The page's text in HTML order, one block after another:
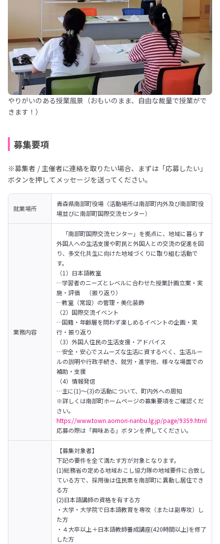
やりがいのある授業風景（おもいのまま、自由な裁量で授業がで
きます！）
募集要項
※募集者 / 主催者に連絡を取りたい場合、まずは「応募したい」
ボタンを押してメッセージを送ってください。
就業場所
青森県南部町役場（活動場所は南部町内外及び南部町役
場並びに南部町国際交流センター）
業務内容
「南部町国際交流センター」を拠点に、地域に暮らす
外国人への生活支援や町民と外国人との交流の促進を図
り、多文化共生に向けた地域づくりに取り組む活動で
す。
（1）日本語教室
…学習者のニーズとレベルに合わせた授業計画立案・実
施・評価　（振り返り）
…教室（常設）の管理・美化装飾
（2）国際交流イベント
…国籍・年齢層を問わず楽しめるイベントの企画・実
行・振り返り
（3）外国人住民の生活支援・アドバイス
…安全・安心でスムーズな生活に資するべく、生活ルー
ルの説明や行政手続き、就労・進学他、様々な場面での
補助・支援
（4）情報発信
…主に(1)～(3)の活動について、町内外への周知
※詳しくは南部町ホームページの募集要項をご確認くだ
https://www.town.aomori-nanbu.lg.jp/page/9359.html
応募の際は「興味ある」ボタンを押してください。
【募集対象者】
下記の要件を全て満たす方が対象となります。
(1)総務省の定める地域おこし協力隊の地域要件に合致し
ている方で、採用後は住民票を南部町に異動し居住でき
る方
(2)日本語講師の資格を有する方
・大学・大学院で日本語教育を専攻（または副専攻）し
た方
・４大卒以上＋日本語教師養成講座(420時間以上)を修了
した方